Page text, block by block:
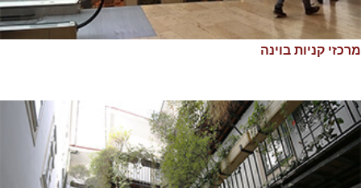
מרכזי קניות בוינה